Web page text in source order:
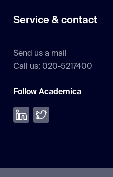
Service & contact
Send us a mail
Call us: 020-5217400
Follow Academica
Volg ons op LinkedIn
Volg ons op Twitter